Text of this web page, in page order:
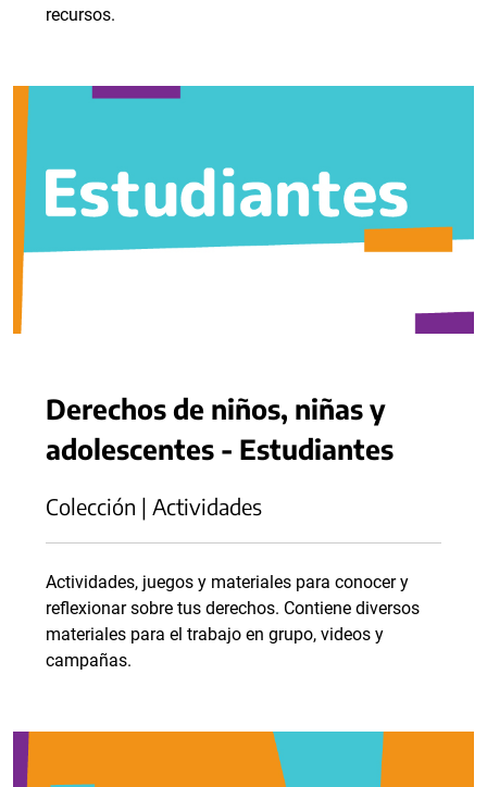
recursos.
Derechos de niños, niñas y
adolescentes - Estudiantes
Colección | Actividades
Actividades, juegos y materiales para conocer y
reflexionar sobre tus derechos. Contiene diversos
materiales para el trabajo en grupo, videos y
campañas.